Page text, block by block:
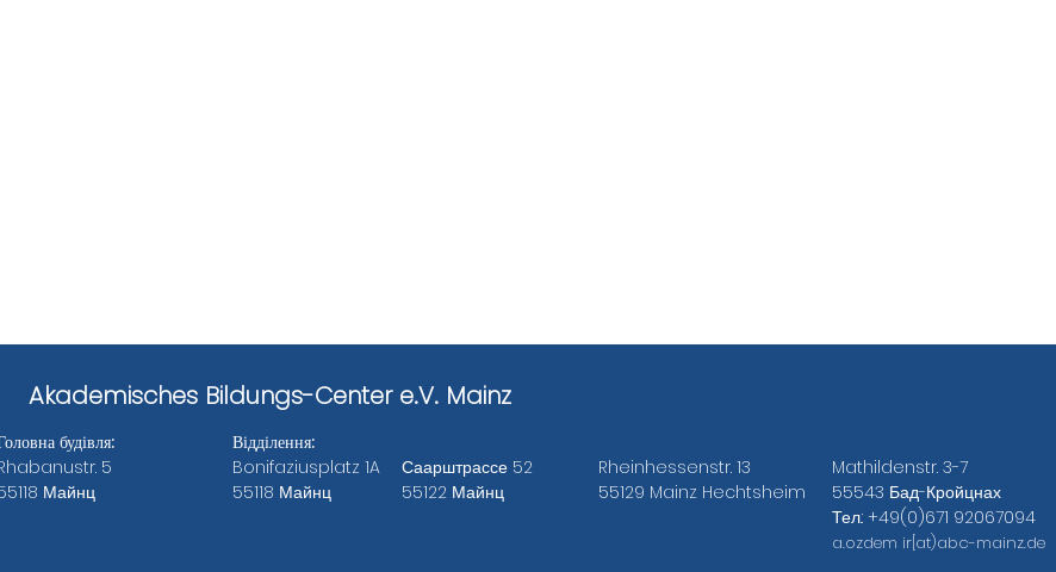
Akademisches Bildungs-Center e.V. Mainz
будівля:
5
Майнц
Відділення:
Саарштрассе 52
55122 Майнц
Bonifaziusplatz 1A
55118 Майнц
Rheinhessenstr. 13
55129 Mainz Hechtsheim
Mathildenstr. 3-7
55543 Бад-Кройцнах
Тел.: +49(0)671 92067094
a.ozdem ir[at)abc-mainz.de